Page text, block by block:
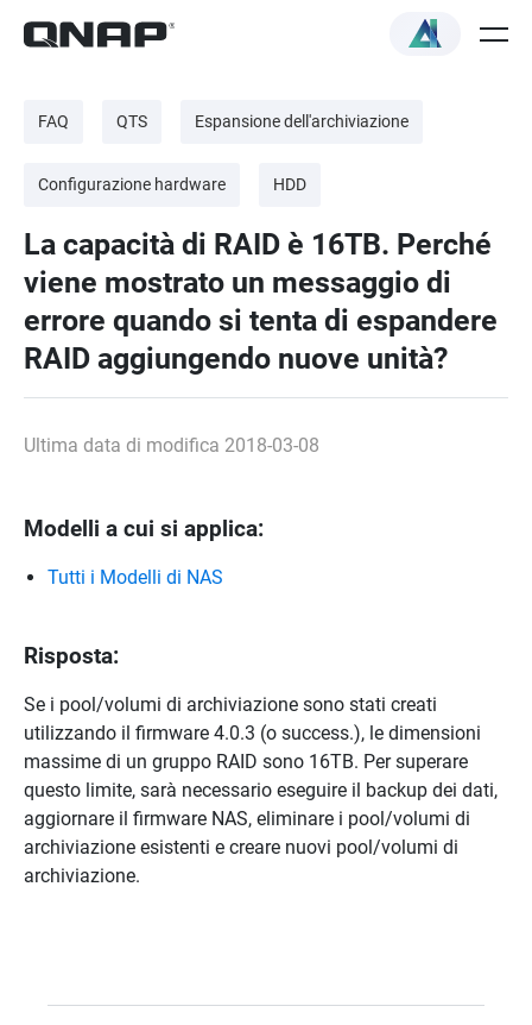
FAQ QTS Espansione dell'archiviazione
Configurazione hardware HDD
La capacità di RAID è 16TB. Perché
viene mostrato un messaggio di
errore quando si tenta di espandere
RAID aggiungendo nuove unità?
Ultima data di modifica 2018-03-08
Modelli a cui si applica:
Tutti i Modelli di NAS
Risposta:
Se i pool/volumi di archiviazione sono stati creati
utilizzando il firmware 4.0.3 (o success.), le dimensioni
massime di un gruppo RAID sono 16TB. Per superare
questo limite, sarà necessario eseguire il backup dei dati,
aggiornare il firmware NAS, eliminare i pool/volumi di
archiviazione esistenti e creare nuovi pool/volumi di
archiviazione.